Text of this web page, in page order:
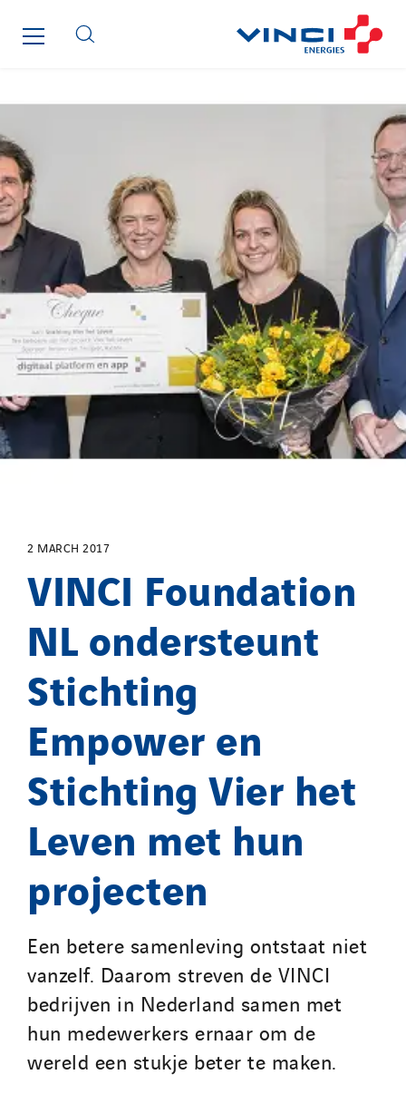
2 MARCH 2017
VINCI Foundation
NL ondersteunt
Stichting
Empower en
Stichting Vier het
Leven met hun
projecten
Een betere samenleving ontstaat niet
vanzelf. Daarom streven de VINCI
bedrijven in Nederland samen met
hun medewerkers ernaar om de
wereld een stukje beter te maken.